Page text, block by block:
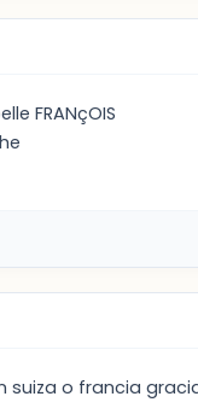
FRANçOIS
o francia